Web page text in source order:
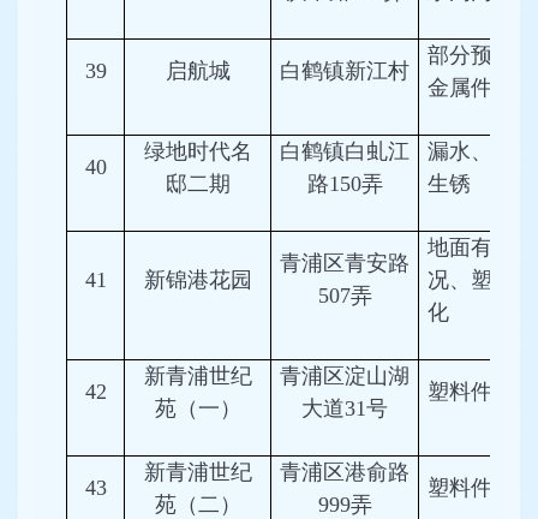
39 启航城 白鹤镇新江村
部分预埋
金属件锈蚀
40
绿地时代名
邸二期
白鹤镇白虬江
路150弄
漏水、防
生锈
41 新锦港花园
青浦区青安路
507弄
地面有积
况、塑料
化
42
新青浦世纪
苑（一）
青浦区淀山湖
大道31号
塑料件老化
43
新青浦世纪
苑（二）
青浦区港俞路
999弄
塑料件老化